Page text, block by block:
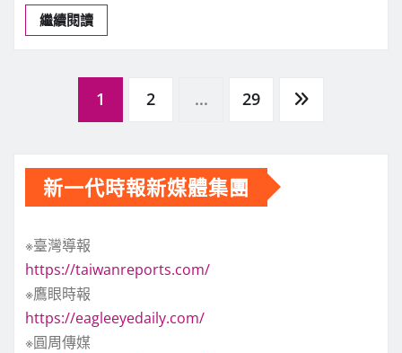
繼續閱讀
章
分
頁
1 2 ... 29
新一代時報新媒體集團
※臺灣導報
https://taiwanreports.com/
※鷹眼時報
https://eagleeyedaily.com/
※圓周傳媒